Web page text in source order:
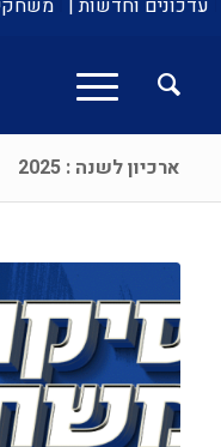
עדכונים וחדשות |
ארכיון לשנה : 2025